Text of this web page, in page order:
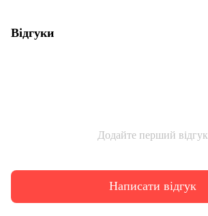
Відгуки
Додайте перший відгук
Написати відгук